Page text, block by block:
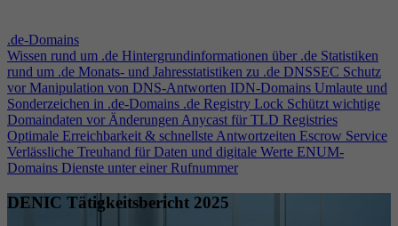
.de-Domains
Wissen rund um .de Hintergrundinformationen über .de Statistiken
rund um .de Monats- und Jahresstatistiken zu .de DNSSEC Schutz
vor Manipulation von DNS-Antworten IDN-Domains Umlaute und
Sonderzeichen in .de-Domains .de Registry Lock Schützt wichtige
Domaindaten vor ÄnderungenAnycast für TLD Registries
Optimale Erreichbarkeit & schnellste Antwortzeiten Escrow Service
Verlässliche Treuhand für Daten und digitale Werte ENUM-
Domains Dienste unter einer Rufnummer
DENIC Tätigkeitsbericht 2025